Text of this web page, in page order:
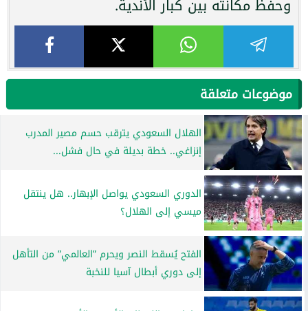
موضوعات متعلقة
الهلال السعودي يترقب حسم مصير المدرب
إنزاغي.. خطة بديلة في حال فشل...
الدوري السعودي يواصل الإبهار.. هل ينتقل
ميسي إلى الهلال؟
الفتح يُسقط النصر ويحرم ”العالمي” من التأهل
إلى دوري أبطال آسيا للنخبة